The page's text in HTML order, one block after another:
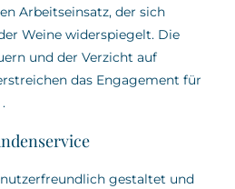
Arbeitseinsatz, der sich
Weine widerspiegelt. Die
und der Verzicht auf
das Engagement für
.
gestaltet und